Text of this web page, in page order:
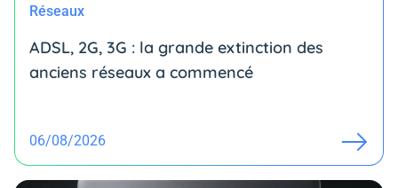
Réseaux
ADSL, 2G, 3G : la grande extinction des
anciens réseaux a commencé
06/08/2026